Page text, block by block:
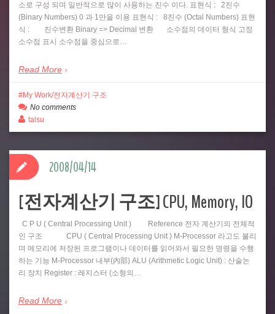
소로 구성 되며 일반적으로 많이 사용하는 진수 이다. 표현식 : 2진수
(Binary Numbers) 0 과 1만을 이용 표현식 : 8진수 (Octal Numbers) 표현
식 : 진수변환 Binary => Decimal 변환 소수점의 데이터 형식 고정
소수점 표시 소수점을 중심으로…
Read More
My Work/전자계산기 구조
No comments
talsu
[전자계산기 구조] CPU, Memory, IO
C P U ( Central Processing Unit ) Reference 전자 계산기의 전체적
인 구조 CPU ( Central Processing Unit ) M-Processor 라고도 불리
며 메모리에 저장된 프로그램이나 데이터를 읽어와서 필요한 명령을 수행
하는 기능 M-Processor 내부(內部) ALU (Arithmetic Logic Unit) : 산술논
리 장치 Register : 레지스터 (소형의…
Read More
2008/04/14